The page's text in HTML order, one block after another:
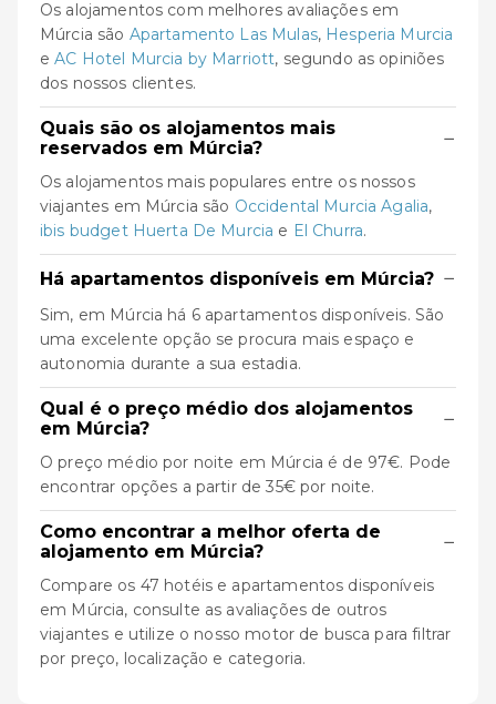
Os alojamentos com melhores avaliações em
Múrcia são Apartamento Las Mulas, Hesperia Murcia
eAC Hotel Murcia by Marriott, segundo as opiniões
dos nossos clientes.
Quais são os alojamentos mais
reservados em Múrcia?
−
Os alojamentos mais populares entre os nossos
viajantes em Múrcia são Occidental Murcia Agalia,
ibis budget Huerta De Murcia e El Churra.
Há apartamentos disponíveis em Múrcia? −
Sim, em Múrcia há 6 apartamentos disponíveis. São
uma excelente opção se procura mais espaço e
autonomia durante a sua estadia.
Qual é o preço médio dos alojamentos
em Múrcia?
−
O preço médio por noite em Múrcia é de 97€. Pode
encontrar opções a partir de 35€ por noite.
Como encontrar a melhor oferta de
alojamento em Múrcia?
−
Compare os 47 hotéis e apartamentos disponíveis
em Múrcia, consulte as avaliações de outros
viajantes e utilize o nosso motor de busca para filtrar
por preço, localização e categoria.